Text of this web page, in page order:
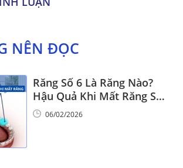
NÊN ĐỌC
Răng Số 6 Là Răng Nào?
Hậu Quả Khi Mất Răng Số
6
06/02/2026